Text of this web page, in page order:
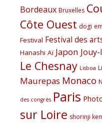
Bordeaux Bruxelles
Côte Ouest dogi
Festival Festival des
Hanashi Aï Japon
Le Chesnay Lisboa
Maurepas Monaco
des congrès Paris
sur Loire shorinji